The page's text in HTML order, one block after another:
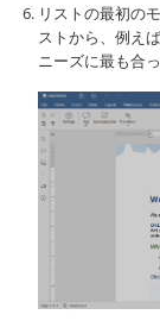
リストの最初の
ストから、例え
ニーズに最も合